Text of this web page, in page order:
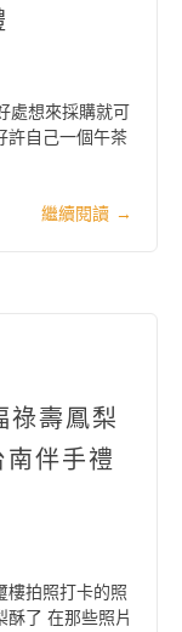
處想來採購就可
許自己一個午茶
繼續閱讀 →
祿壽鳳梨
伴手禮
樓拍照打卡的照
酥了 在那些照片